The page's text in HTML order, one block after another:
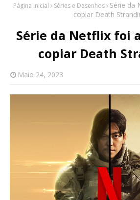
Página inicial Séries e Desenhos
Série da
copiar Death
Série da Netflix foi
copiar Death
Maio 24, 2023